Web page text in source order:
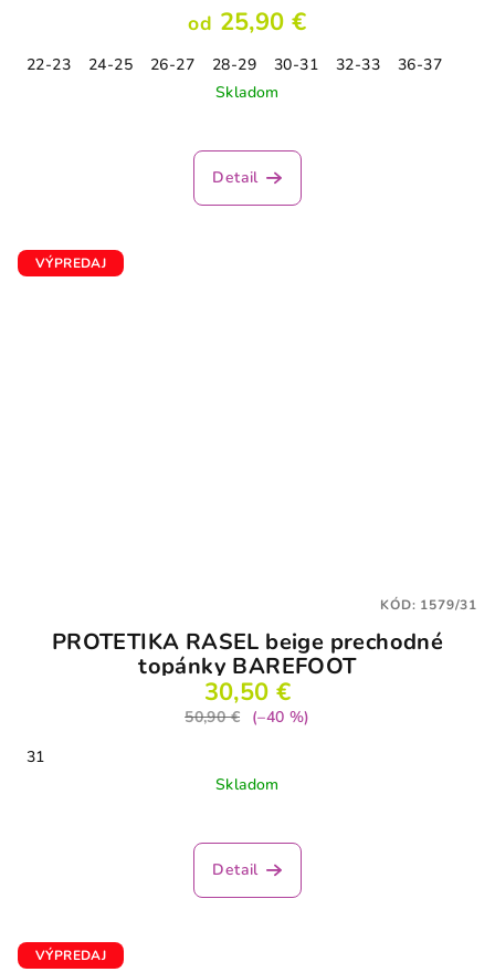
od 25,90 €
22-23 24-25 26-27 28-29 30-31 32-33
36-37
Skladom
hodnotenie
produktu
Detail
VÝPREDAJ
PROTETIKA RASEL beige prechodné
topánky BAREFOOT
30,50 €
50,90 €
(–40 %)
31
Skladom
Detail
KÓD: 1579/31
VÝPREDAJ